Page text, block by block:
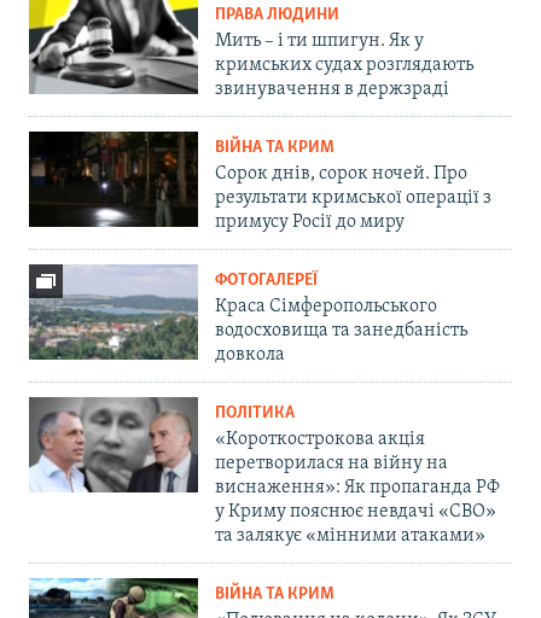
ПРАВА ЛЮДИНИ
Мить – і ти шпигун. Як у
кримських судах розглядають
звинувачення в держзраді
ВІЙНА ТА КРИМ
Сорок днів, сорок ночей. Про
результати кримської операції з
примусу Росії до миру
ФОТОГАЛЕРЕЇ
Краса Сімферопольського
водосховища та занедбаність
довкола
ПОЛІТИКА
«Короткострокова акція
перетворилася на війну на
виснаження»: Як пропаганда РФ
у Криму пояснює невдачі «СВО»
та залякує «мінними атаками»
ВІЙНА ТА КРИМ